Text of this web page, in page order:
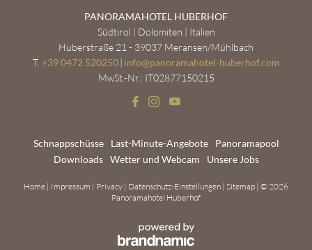
PANORAMAHOTEL HUBERHOF
Südtirol | Dolomiten | Italien
Huberstraße 21 - 39037 Meransen/Mühlbach
T. +39 0472 520250 | info@panoramahotel-huberhof.com
MwSt.-Nr.: IT02877150215
Schnappschüsse Last-Minute-Angebote
Panoramapool
Downloads
Wetter und Webcam Unsere Jobs
Home | Impressum | Privacy | Datenschutz-Einstellungen | Sitemap | © 2026
Panoramahotel Huberhof